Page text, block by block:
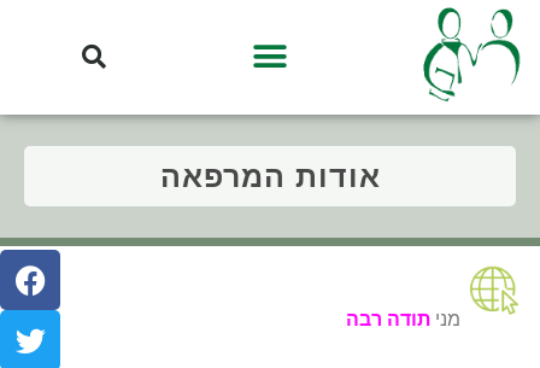
אודות המרפאה
מני תודה רבה